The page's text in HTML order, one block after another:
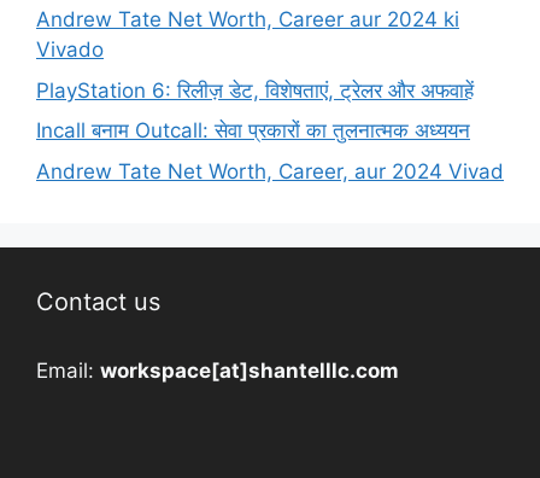
Andrew Tate Net Worth, Career aur 2024 ki
Vivado
PlayStation 6: रिलीज़ डेट, विशेषताएं, ट्रेलर और अफवाहें
Incall बनाम Outcall: सेवा प्रकारों का तुलनात्मक अध्ययन
Andrew Tate Net Worth, Career, aur 2024 Vivad
Contact us
Email: workspace[at]shantelllc.com